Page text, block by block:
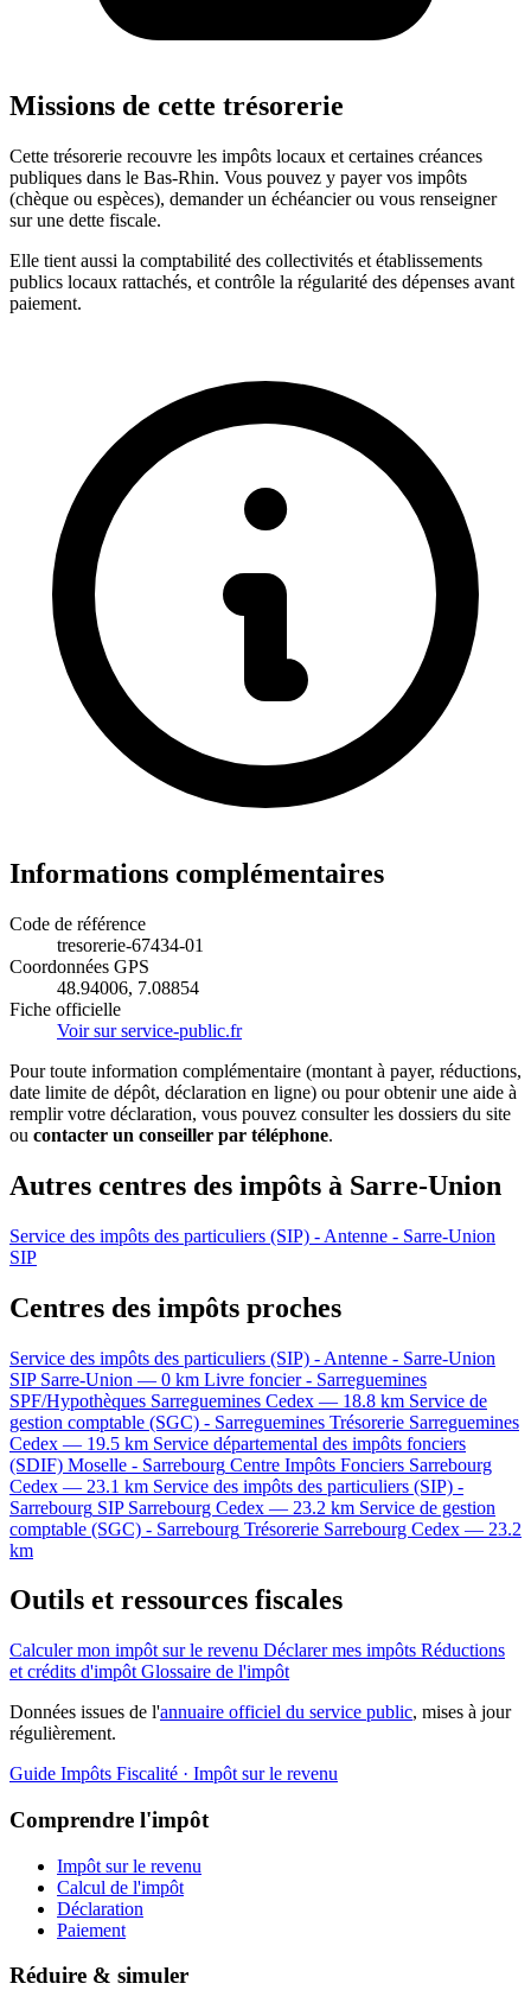
Missions de cette trésorerie
Cette trésorerie recouvre les impôts locaux et certaines créances
publiques dans le Bas-Rhin. Vous pouvez y payer vos impôts
(chèque ou espèces), demander un échéancier ou vous renseigner
sur une dette fiscale.
Elle tient aussi la comptabilité des collectivités et établissements
publics locaux rattachés, et contrôle la régularité des dépenses avant
paiement.
Informations complémentaires
Code de référence
tresorerie-67434-01
Coordonnées GPS
48.94006, 7.08854
Fiche officielle
Voir sur service-public.fr
Pour toute information complémentaire (montant à payer, réductions,
date limite de dépôt, déclaration en ligne) ou pour obtenir une aide à
remplir votre déclaration, vous pouvez consulter les dossiers du site
ou contacter un conseiller par téléphone.
Autres centres des impôts à Sarre-Union
Service des impôts des particuliers (SIP) - Antenne - Sarre-Union
SIP
Centres des impôts proches
Service des impôts des particuliers (SIP) - Antenne - Sarre-Union
SIP Sarre-Union — 0 km Livre foncier - Sarreguemines
SPF/Hypothèques Sarreguemines Cedex — 18.8 km Service de
gestion comptable (SGC) - Sarreguemines Trésorerie Sarreguemines
Cedex — 19.5 km Service départemental des impôts fonciers
(SDIF) Moselle - Sarrebourg Centre Impôts Fonciers Sarrebourg
Cedex — 23.1 km Service des impôts des particuliers (SIP) -
Sarrebourg SIP Sarrebourg Cedex — 23.2 km Service de gestion
comptable (SGC) - Sarrebourg Trésorerie Sarrebourg Cedex — 23.2
km
Outils et ressources fiscales
Calculer mon impôt sur le revenu Déclarer mes impôts Réductions
et crédits d'impôt Glossaire de l'impôt
Données issues de l'annuaire officiel du service public, mises à jour
régulièrement.
Guide Impôts Fiscalité · Impôt sur le revenu
Comprendre l'impôt
Impôt sur le revenu
Calcul de l'impôt
Déclaration
Paiement
Réduire & simuler